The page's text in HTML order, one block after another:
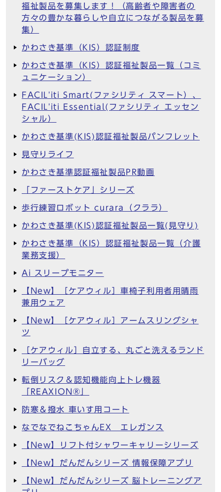
福祉製品を募集します！（高齢者や障害者の
方々の豊かな暮らしや自立につながる製品を募
集）
かわさき基準（KIS）認証制度
かわさき基準（KIS）認証福祉製品一覧（コミ
ュニケーション）
FACIL'iti Smart(ファシリティ スマート）、
FACIL'iti Essential(ファシリティ エッセン
シャル）
かわさき基準(KIS)認証福祉製品パンフレット
見守りライフ
かわさき基準認証福祉製品PR動画
「ファーストケア」シリーズ
歩行練習ロボット curara（クララ）
かわさき基準(KIS)認証福祉製品一覧(見守り)
かわさき基準（KIS）認証福祉製品一覧（介護
業務支援）
Ai スリープモニター
【New】［ケアウィル］車椅子利用者用晴雨
兼用ウェア
【New】［ケアウィル］アームスリングシャ
ツ
［ケアウィル］自立する、丸ごと洗えるランド
リーバッグ
転倒リスク＆認知機能向上トレ機器
「REAXION®︎」
防寒＆撥水 車いす用コート
なでなでねこちゃんEX エレガンス
【New】リフト付シャワーキャリーシリーズ
【New】だんだんシリーズ 情報保障アプリ
【New】だんだんシリーズ 脳トレーニングア